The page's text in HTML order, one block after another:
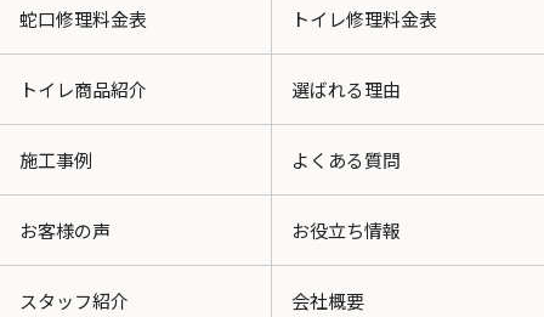
蛇口修理料金表 トイレ修理料金表
トイレ商品紹介 選ばれる理由
施工事例 よくある質問
お客様の声 お役立ち情報
スタッフ紹介 会社概要